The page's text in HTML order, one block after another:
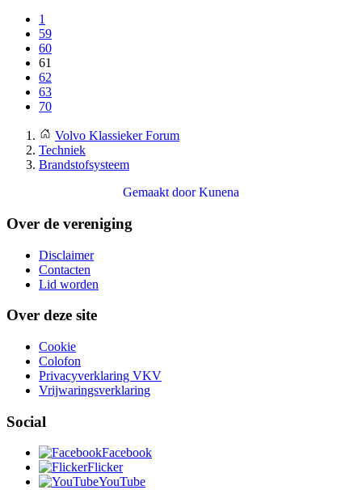
1
59
60
61
62
63
70
Volvo Klassieker Forum
Techniek
Brandstofsysteem
Gemaakt doorKunena
Over de vereniging
Disclaimer
Contacten
Lid worden
Over deze site
Cookie
Colofon
Privacyverklaring VKV
Vrijwaringsverklaring
Social
Facebook
Flicker
YouTube